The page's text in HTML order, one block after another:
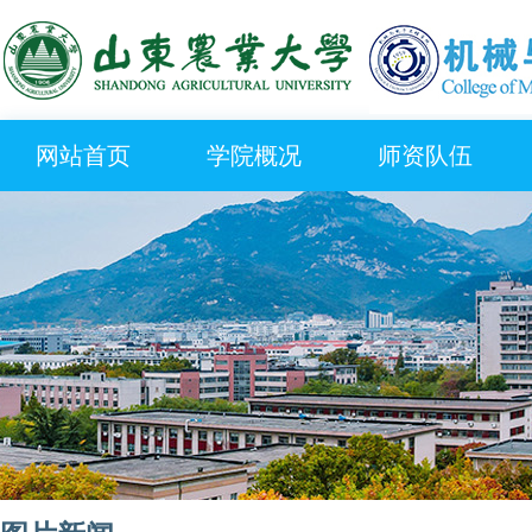
网站首页 学院概况 师资队伍